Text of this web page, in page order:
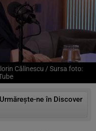
Călinescu / Sursa foto:
Urmărește-ne în Discover